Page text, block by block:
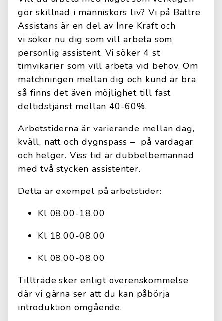
gör skillnad i människors liv? Vi på Bättre
Assistans är en del av Inre Kraft och
vi söker nu dig som vill arbeta som
personlig assistent. Vi söker 4 st
timvikarier som vill arbeta vid behov. Om
matchningen mellan dig och kund är bra
så finns det även möjlighet till fast
deltidstjänst mellan 40-60%.
Arbetstiderna är varierande mellan dag,
kväll, natt och dygnspass – på vardagar
och helger. Viss tid är dubbelbemannad
med två stycken assistenter.
Detta är exempel på arbetstider:
Kl 08.00-18.00
Kl 18.00-08.00
Kl 08.00-08.00
Tillträde sker enligt överenskommelse
där vi gärna ser att du kan påbörja
introduktion omgående.